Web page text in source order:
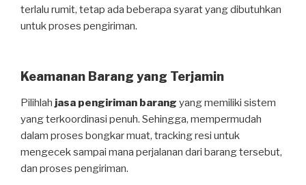
terlalu rumit, tetap ada beberapa syarat yang dibutuhkan
untuk proses pengiriman.
Keamanan Barang yang Terjamin
Pilihlah jasa pengiriman barang yang memiliki sistem
yang terkoordinasi penuh. Sehingga, mempermudah
dalam proses bongkar muat, tracking resi untuk
mengecek sampai mana perjalanan dari barang tersebut,
dan proses pengiriman.